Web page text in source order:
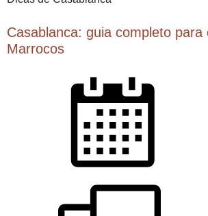
Casablanca: guia completo
Marrocos